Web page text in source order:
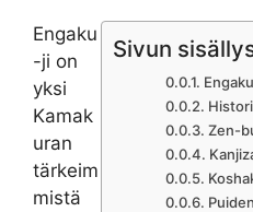
Sivun
Zen-
Engaku
-ji on
yksi
Kamak
uran
tärkeim
mistä